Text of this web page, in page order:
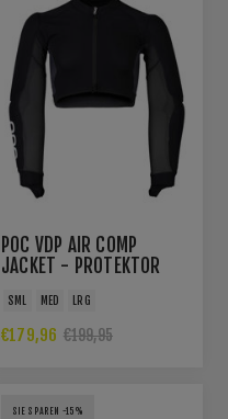
POC VDP AIR COMP
JACKET - PROTEKTOR
SML MED LRG
€179,96 €199,95
SIE SPAREN -15%